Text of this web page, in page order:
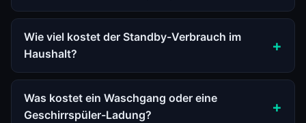
Wie viel kostet der Standby-Verbrauch im
Haushalt?
Was kostet ein Waschgang oder eine
Geschirrspüler-Ladung?